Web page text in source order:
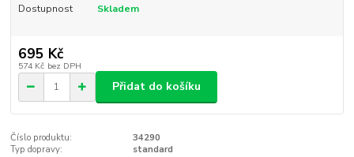
Dostupnost Skladem
695 Kč
574 Kč bez DPH
Přidat do košíku
Číslo produktu:
34290
Typ dopravy:
standard